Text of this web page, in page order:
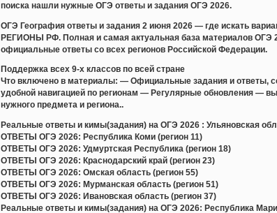
поиска нашли нужные ОГЭ ответы и задания ОГЭ 2026.
ОГЭ География ответы и задания 2 июня 2026 — где
РЕГИОНЫ РФ. Полная и самая актуальная база материалов ОГЭ
официальные ответы со всех регионов Российской Федерации.
Поддержка всех 9-х классов по всей стране
Что включено в материалы: — Официальные задания и
удобной навигацией по регионам — Регулярные обновления —
нужного предмета и региона..
Реальные ответы и кимы(задания) на ОГЭ 2026 : Ульяновская
ОТВЕТЫ ОГЭ 2026: Республика Коми (регион 11)
ОТВЕТЫ ОГЭ 2026: Удмуртская Республика (регион 18)
ОТВЕТЫ ОГЭ 2026: Краснодарский край (регион 23)
ОТВЕТЫ ОГЭ 2026: Омская область (регион 55)
ОТВЕТЫ ОГЭ 2026: Мурманская область (регион 51)
ОТВЕТЫ ОГЭ 2026: Ивановская область (регион 37)
Реальные ответы и кимы(задания) на ОГЭ 2026: Республика